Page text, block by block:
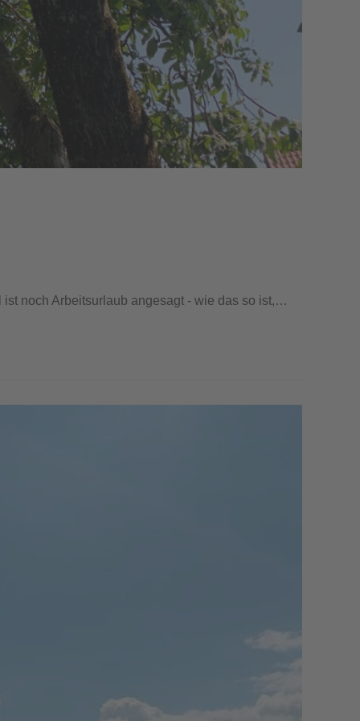
noch Arbeitsurlaub angesagt - wie das so ist,…